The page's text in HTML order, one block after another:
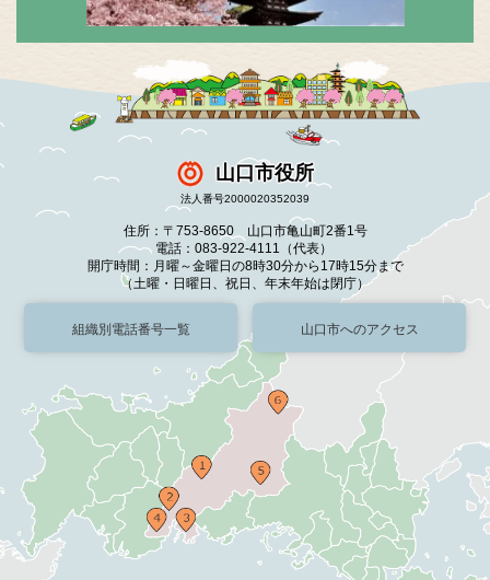
山口市役所
法人番号2000020352039
住所：〒753-8650 山口市亀山町2番1号
電話：083-922-4111（代表）
開庁時間：月曜～金曜日の8時30分から17時15分まで
（土曜・日曜日、祝日、年末年始は閉庁）
組織別電話番号一覧 山口市へのアクセス